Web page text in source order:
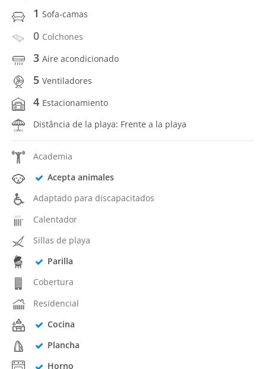
1 Sofa-camas
0 Colchones
3 Aire acondicionado
5 Ventiladores
4 Estacionamiento
Distância de la playa: Frente a la playa
Academia
Acepta animales
Adaptado para discapacitados
Calentador
Sillas de playa
Parilla
Cobertura
Residencial
Cocina
Plancha
Horno